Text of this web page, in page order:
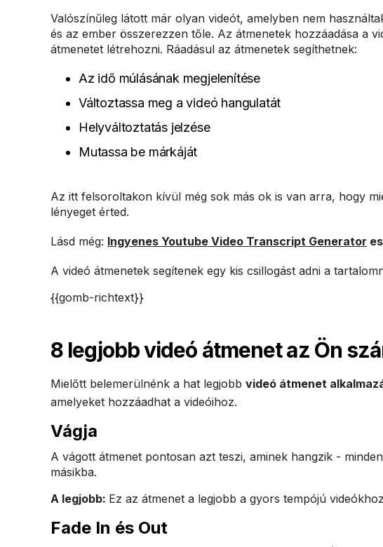
Valószínűleg látott már olyan videót, amelyben nem
és az ember összerezzen tőle. Az átmenetek hozzáadása a
átmenetet létrehozni. Ráadásul az átmenetek segíthetnek:
Az idő múlásának megjelenítése
Változtassa meg a videó hangulatát
Helyváltoztatás jelzése
Mutassa be márkáját
Az itt felsoroltakon kívül még sok más ok is van arra, hogy
lényeget érted.
Lásd még: Ingyenes Youtube Video Transcript Generator
A videó átmenetek segítenek egy kis csillogást adni a
{{gomb-richtext}}
8 legjobb videó átmenet az Ön
Mielőtt belemerülnénk a hat legjobb videó átmenet
amelyeket hozzáadhat a videóihoz.
Vágja
A vágott átmenet pontosan azt teszi, aminek hangzik -
másikba.
A legjobb: Ez az átmenet a legjobb a gyors tempójú
Fade In és Out